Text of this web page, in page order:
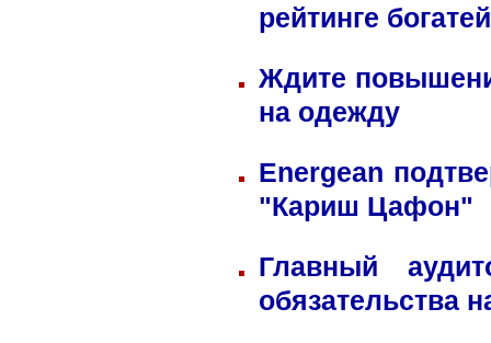
рейтинге
Ждите
на одежду
Energean
"Кариш Цафон"
Главный
обязательства